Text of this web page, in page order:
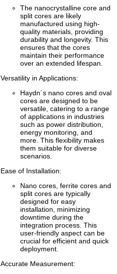
The nanocrystalline core and
split cores are likely
manufactured using high-
quality materials, providing
durability and longevity. This
ensures that the cores
maintain their performance
over an extended lifespan.
Versatility in Applications:
Haydn´s nano cores and oval
cores are designed to be
versatile, catering to a range
of applications in industries
such as power distribution,
energy monitoring, and
more. This flexibility makes
them suitable for diverse
scenarios.
Ease of Installation:
Nano cores, ferrite cores and
split cores are typically
designed for easy
installation, minimizing
downtime during the
integration process. This
user-friendly aspect can be
crucial for efficient and quick
deployment.
Accurate Measurement: